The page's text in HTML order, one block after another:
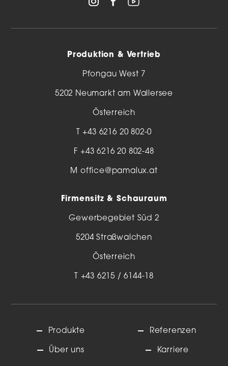
Produktion & Vertrieb
Pfongau West 7
5202 Neumarkt am Wallersee
Österreich
T+43 6216 20 802-0
F +43 6216 20 802-48
M office@pamalux.at
Firmensitz & Schauraum
Gewerbegebiet Süd 2
5204 Straßwalchen
Österreich
+43 6215 / 6144-18
Produkte
Über uns
Referenzen
Karriere